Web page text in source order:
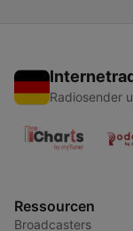
Radiosender
Ressourcen
Broadcasters